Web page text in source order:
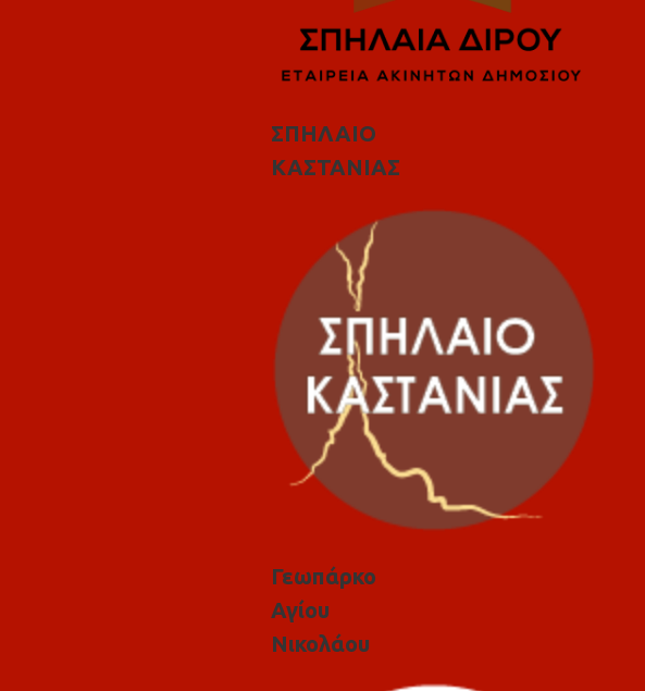
ΣΠΗΛΑΙΟ
ΚΑΣΤΑΝΙΑΣ
Γεωπάρκο
Αγίου
Νικολάου